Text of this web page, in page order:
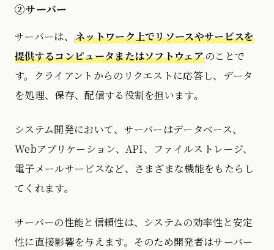
②サーバー
サーバーは、 ネットワーク上でリソースやサービスを
提供するコンピュータまたはソフトウェアのことで
す。クライアントからのリクエストに応答し、データ
を処理、保存、配信する役割を担います。
システム開発において、サーバーはデータベース、
Webアプリケーション、API、ファイルストレージ、
電子メールサービスなど、さまざまな機能をもたらし
てくれます。
サーバーの性能と信頼性は、システムの効率性と安定
性に直接影響を与えます。そのため開発者はサーバー